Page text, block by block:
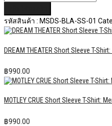
รหัสสินค้า : MSDS-BLA-SS-01
DREAM THEATER Short Sleeve T-
฿990.00
MOTLEY CRUE Short Sleeve T-Shirt:
฿990.00